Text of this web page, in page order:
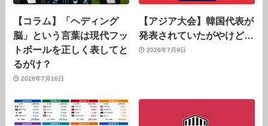
【コラム】「ヘディング
脳」という言葉は現代フッ
トボールを正しく表してと
るがけ？
2026年7月16日
【アジア大会】韓国代表が
発表されていたがやけど…
2026年7月9日